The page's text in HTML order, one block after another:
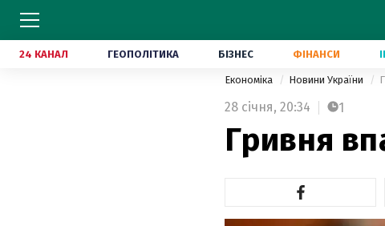
24 КАНАЛ ГЕОПОЛІТИКА БІЗНЕС ФІНАНСИ
Економіка Новини України
28 січня, 20:34 1
Гривня